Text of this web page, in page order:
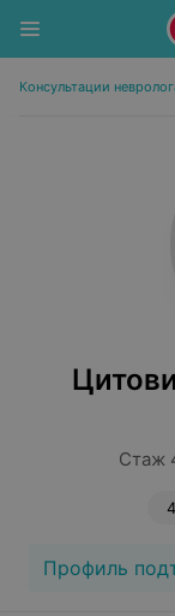
Консультации
Стаж
Профиль